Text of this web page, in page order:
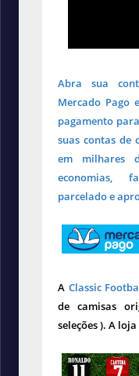
Abra sua
Mercado Pago
pagamento
suas contas de
em milhares
economias,
parcelado e
A Classic
de camisas
seleções ). A